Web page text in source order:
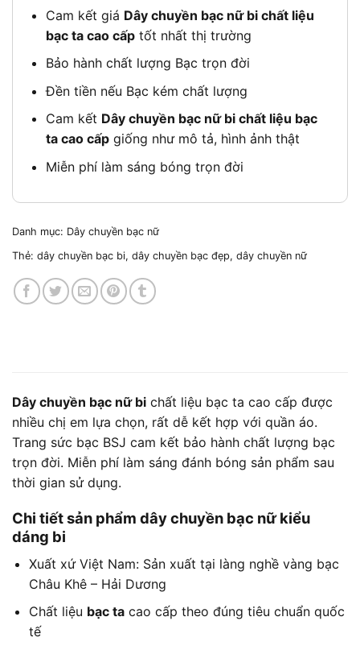
Cam kết giá Dây chuyền bạc nữ bi chất liệu
bạc ta cao cấptốt nhất thị trường
Bảo hành chất lượng Bạc trọn đời
Đền tiền nếu Bạc kém chất lượng
Cam kết Dây chuyền bạc nữ bi chất liệu bạc
ta cao cấpgiống như mô tả, hình ảnh thật
Miễn phí làm sáng bóng trọn đời
Danh mục: Dây chuyền bạc nữ
Thẻ: dây chuyền bạc bi, dây chuyền bạc đẹp, dây chuyền nữ
Dây chuyền bạc nữ bi chất liệu bạc ta cao cấp được
nhiều chị em lựa chọn, rất dễ kết hợp với quần áo.
Trang sức bạc BSJ cam kết bảo hành chất lượng bạc
trọn đời. Miễn phí làm sáng đánh bóng sản phẩm sau
thời gian sử dụng.
Chi tiết sản phẩm dây chuyền bạc nữ kiểu
dáng bi
Xuất xứ Việt Nam: Sản xuất tại làng nghề vàng bạc
Châu Khê – Hải Dương
Chất liệu bạc tacao cấp theo đúng tiêu chuẩn quốc
tế